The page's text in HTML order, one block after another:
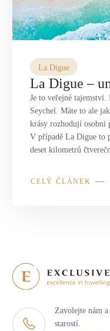
La Digue
La Digue –
Je to veřejné
Seychel. Máte to ale
krásy rozhodují osobní
V případě La Digue to
deset kilometrů
CELÝ ČLÁNEK
Zavolejte nám a
starostí.